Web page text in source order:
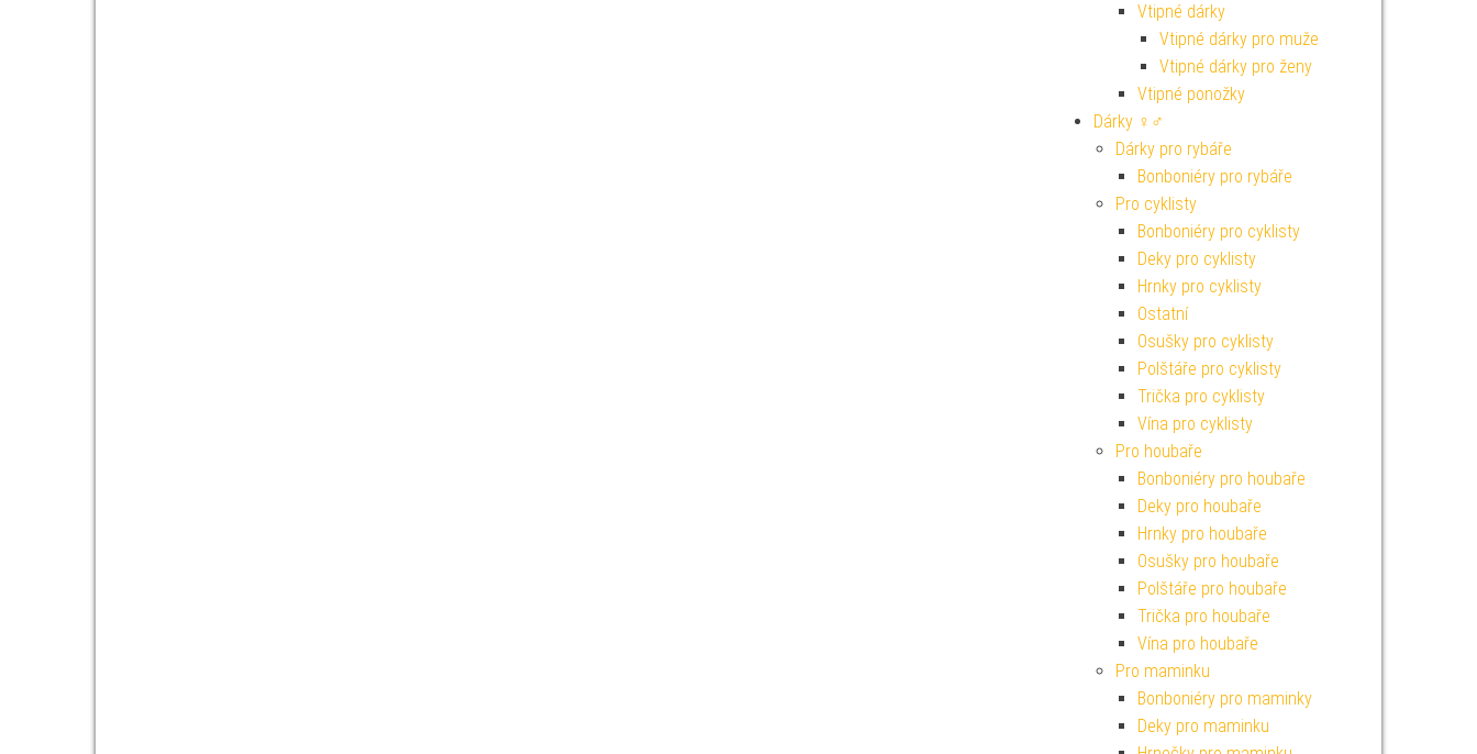
Vtipné dárky
Vtipné dárky pro muže
Vtipné dárky pro ženy
Vtipné ponožky
Dárky ♀♂
Dárky pro rybáře
Bonboniéry pro rybáře
Pro cyklisty
Bonboniéry pro cyklisty
Deky pro cyklisty
Hrnky pro cyklisty
Ostatní
Osušky pro cyklisty
Polštáře pro cyklisty
Trička pro cyklisty
Vína pro cyklisty
Pro houbaře
Bonboniéry pro houbaře
Deky pro houbaře
Hrnky pro houbaře
Osušky pro houbaře
Polštáře pro houbaře
Trička pro houbaře
Vína pro houbaře
Pro maminku
Bonboniéry pro maminky
Deky pro maminku